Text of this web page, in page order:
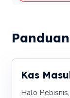
Kas
Halo